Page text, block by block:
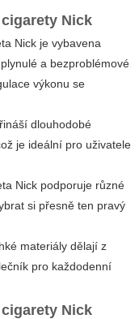
Nick
Nick je vybavena
a bezproblémové
výkonu se
dlouhodobé
je ideální pro uživatele
Nick podporuje různé
si přesně ten pravý
materiály dělají z
pro každodenní
Nick